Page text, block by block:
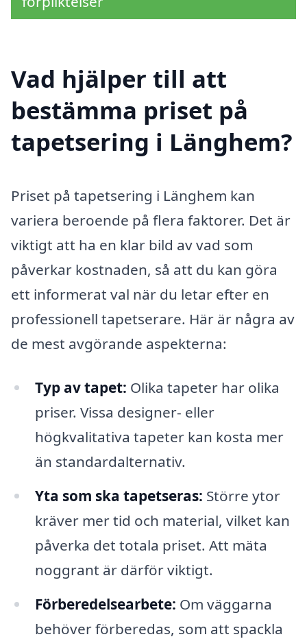
Vad hjälper till att
bestämma priset på
tapetsering i Länghem?
Priset på tapetsering i Länghem kan
variera beroende på flera faktorer. Det är
viktigt att ha en klar bild av vad som
påverkar kostnaden, så att du kan göra
ett informerat val när du letar efter en
professionell tapetserare. Här är några av
de mest avgörande aspekterna:
Typ av tapet: Olika tapeter har olika
priser. Vissa designer- eller
högkvalitativa tapeter kan kosta mer
än standardalternativ.
Yta som ska tapetseras: Större ytor
kräver mer tid och material, vilket kan
påverka det totala priset. Att mäta
noggrant är därför viktigt.
Förberedelsearbete: Om väggarna
behöver förberedas, som att spackla